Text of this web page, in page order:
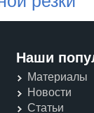
Наши
Материалы
Новости
Статьи